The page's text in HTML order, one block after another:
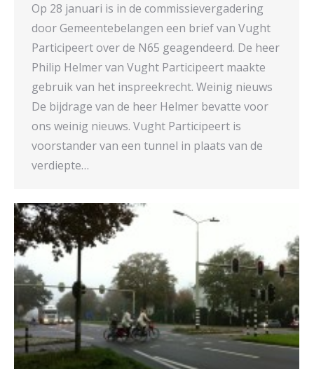
Op 28 januari is in de commissievergadering
door Gemeentebelangen een brief van Vught
Participeert over de N65 geagendeerd. De heer
Philip Helmer van Vught Participeert maakte
gebruik van het inspreekrecht. Weinig nieuws
De bijdrage van de heer Helmer bevatte voor
ons weinig nieuws. Vught Participeert is
voorstander van een tunnel in plaats van de
verdiepte…